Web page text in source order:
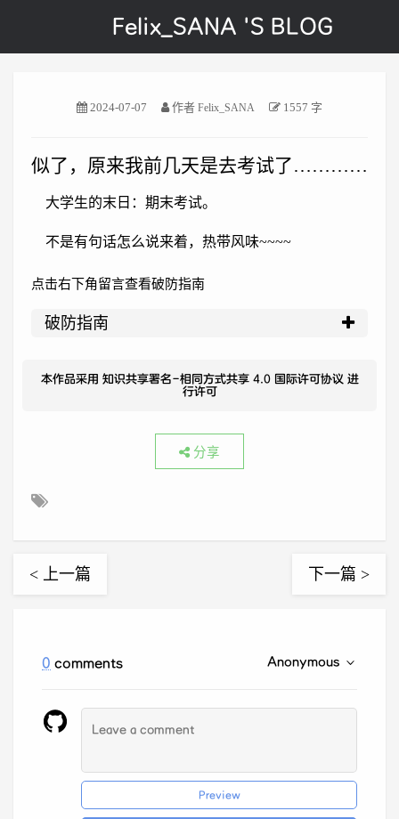
Felix_SANA 'S BLOG
2024-07-07 作者 Felix_SANA 1557 字
似了，原来我前几天是去考试了…………
大学生的末日：期末考试。
不是有句话怎么说来着，热带风味~~~~
点击右下角留言查看破防指南
破防指南
本作品采用 知识共享署名-相同方式共享 4.0 国际许可协议 进
行许可
分享
< 上一篇 下一篇 >
0 comments Anonymous
Preview